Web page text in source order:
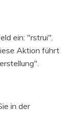
ein: "rstrui".
Aktion führt
in der